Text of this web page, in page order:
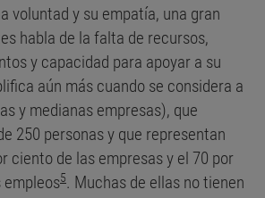
voluntad y su empatía, una gran
habla de la falta de recursos,
y capacidad para apoyar a su
aún más cuando se considera a
y medianas empresas), que
250 personas y que representan
ciento de las empresas y el 70 por
5. Muchas de ellas no tienen